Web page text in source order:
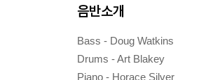
음반소개
Bass - Doug Watkins
Drums - Art Blakey
Piano - Horace Silver